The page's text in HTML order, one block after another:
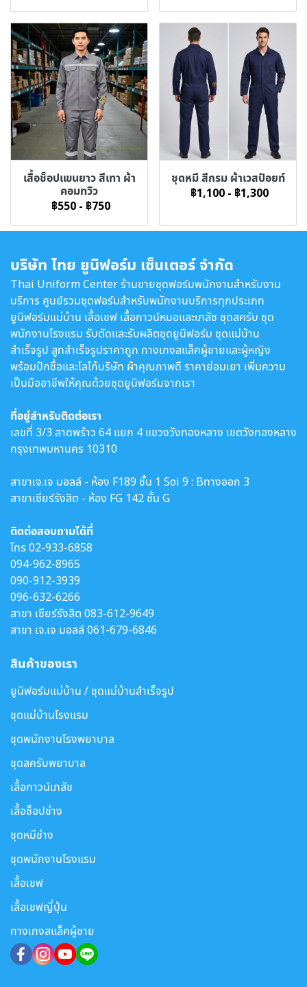
เสื้อช็อปแขนยาว สีเทา ผ้า
คอมทวิว
฿550 - ฿750
ชุดหมี สีกรม ผ้าเวสป้อยท์
฿1,100 - ฿1,300
บริษัท ไทย ยูนิฟอร์ม เซ็นเตอร์ จำกัด
Thai Uniform Center ร้านขายชุดฟอร์มพนักงานสำหรับงาน
บริการ ศูนย์รวมชุดฟอร์มสำหรับพนักงานบริการทุกประเภท
ยูนิฟอร์มแม่บ้าน เสื้อเชฟ เสื้อกาวน์หมอและเภสัช ชุดสครับ ชุด
พนักงานโรงแรม รับตัดและรับผลิตชุดยูนิฟอร์ม ชุดแม่บ้าน
สำเร็จรูป สูทสำเร็จรูปราคาถูก กางเกงสแล็คผู้ชายและผู้หญิง
พร้อมปักชื่อและโลโก้บริษัท ผ้าคุณภาพดี ราคาย่อมเยา เพิ่มความ
เป็นมืออาชีพให้คุณด้วยชุดยูนิฟอร์มจากเรา
ที่อยู่สำหรับติดต่อเรา
เลขที่ 3/3 ลาดพร้าว 64 แยก 4 แขวงวังทองหลาง เขตวังทองหลาง
กรุงเทพมหานคร 10310
สาขาเจ.เจ มอลล์ - ห้อง F189 ชั้น 1 Soi 9 : Bทางออก 3
สาขาเซียร์รังสิต - ห้อง FG 142 ชั้น G
ติดต่อสอบถามได้ที่
โทร02-933-6858
094-962-8965
090-912-3939
096-632-6266
สาขา เซียร์รังสิต 083-612-9649
สาขา เจ.เจ มอลล์061-679-6846
สินค้าของเรา
ยูนิฟอร์มแม่บ้าน / ชุดแม่บ้านสำเร็จรูป
ชุดแม่บ้านโรงแรม
ชุดพนักงานโรงพยาบาล
ชุดสครับพยาบาล
เสื้อกาวน์เภสัช
เสื้อช็อปช่าง
ชุดหมีช่าง
ชุดพนักงานโรงแรม
เสื้อเชฟ
เสื้อเชฟญี่ปุ่น
กางเกงสแล็คผู้ชาย